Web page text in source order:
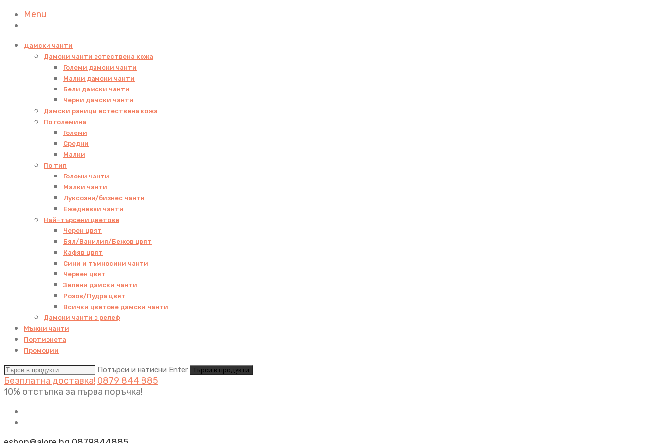
Menu
Дамски чанти
Дамски чанти естествена кожа
Големи дамски чанти
Малки дамски чанти
Бели дамски чанти
Черни дамски чанти
Дамски раници естествена кожа
По големина
Големи
Средни
Малки
По тип
Големи чанти
Малки чанти
Луксозни/бизнес чанти
Ежедневни чанти
Най-търсени цветове
Черен цвят
Бял/Ванилия/Бежов цвят
Кафяв цвят
Сини и тъмносини чанти
Червен цвят
Зелени дамски чанти
Розов/Пудра цвят
Всички цветове дамски чанти
Дамски чанти с релеф
Мъжки чанти
Портмонета
Промоции
Потърси и натисни Enter
Безплатна доставка! 0879 844 885
10% отстъпка за първа поръчка!